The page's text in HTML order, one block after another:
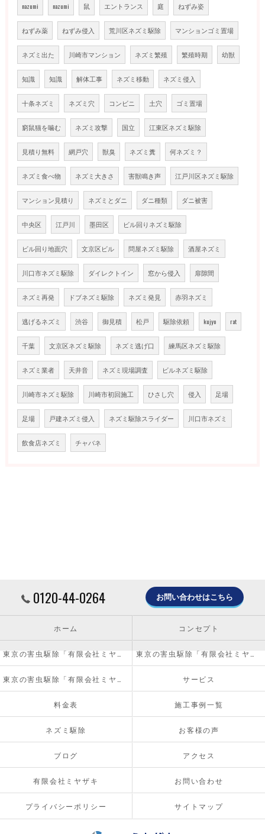
nazumi nazumi 鼠 エントランス 庭 ねずみ姿
ねずみ薬 ねずみ侵入 荒川区ネズミ駆除 マンションゴミ置場
ネズミ出た 川崎市マンション ネズミ繁殖 繁殖時期 幼獣
知識 知識 解体工事 ネズミ移動 ネズミ侵入
十条ネズミ ネズミ穴 コンビニ 土穴 ゴミ置場
窮鼠猫を噛む ネズミ攻撃 国立 江東区ネズミ駆除
見積り無料 網戸穴 獣臭 ネズミ糞 何ネズミ？
ネズミ食べ物 ネズミ大きさ 害獣鳴き声 江戸川区ネズミ駆除
マンション見積り ネズミとダニ ダニ種類 ダニ被害
中央区 江戸川 墨田区 ビル回りネズミ駆除
ビル回り地面穴 文京区ビル 問屋ネズミ駆除 酒屋ネズミ
川口市ネズミ駆除 ダイレクトイン 窓から侵入 扉隙間
ネズミ再発 ドブネズミ駆除 ネズミ発見 赤羽ネズミ
逃げるネズミ 渋谷 御見積 松戸 駆除依頼 kujyo rat
千葉 文京区ネズミ駆除 ネズミ逃げ口 練馬区ネズミ駆除
ネズミ業者 天井音 ネズミ現場調査 ビルネズミ駆除
川崎市ネズミ駆除 川崎市初回施工 ひさし穴 侵入 足場
足場 戸建ネズミ侵入 ネズミ駆除スライダー 川口市ネズミ
飲食店ネズミ チャバネ
0120-44-0264 お問い合わせはこちら
ホーム コンセプト
サービス
料金表 施工事例一覧
ネズミ駆除 お客様の声
ブログ アクセス
有限会社ミヤザキ お問い合わせ
プライバシーポリシー サイトマップ